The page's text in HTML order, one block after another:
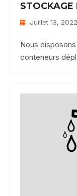
STOCKAGE
Juillet 13, 2022
Nous
conteneurs